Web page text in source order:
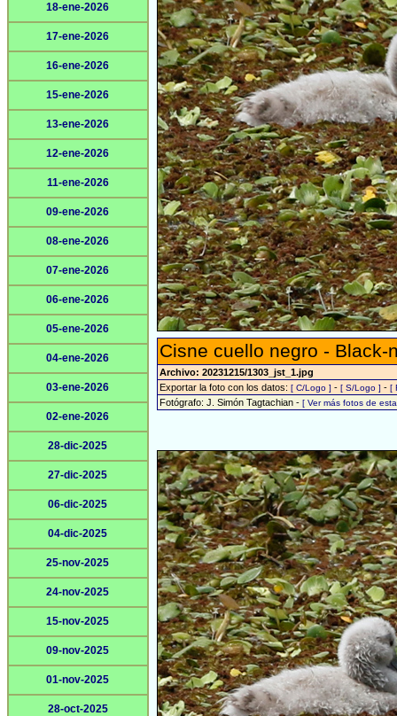
18-ene-2026
17-ene-2026
16-ene-2026
15-ene-2026
13-ene-2026
12-ene-2026
11-ene-2026
09-ene-2026
08-ene-2026
07-ene-2026
06-ene-2026
05-ene-2026
04-ene-2026
03-ene-2026
02-ene-2026
28-dic-2025
27-dic-2025
06-dic-2025
04-dic-2025
25-nov-2025
24-nov-2025
15-nov-2025
09-nov-2025
01-nov-2025
28-oct-2025
Cisne cuello negro -
Archivo: 20231215/1303_jst_1.jpg
Exportar la foto con los datos: [ C/Logo ] - [ S/Logo ] - [
Fotógrafo: J. Simón Tagtachian - [ Ver más fotos de